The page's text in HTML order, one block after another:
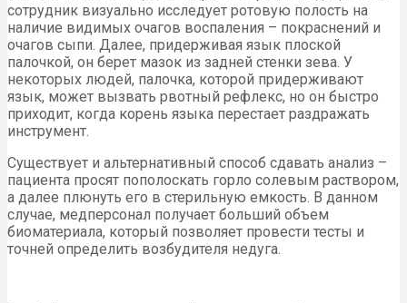
сотрудник визуально исследует ротовую полость на
наличие видимых очагов воспаления – покраснений и
очагов сыпи. Далее, придерживая язык плоской
палочкой, он берет мазок из задней стенки зева. У
некоторых людей, палочка, которой придерживают
язык, может вызвать рвотный рефлекс, но он быстро
приходит, когда корень языка перестает раздражать
инструмент.
Существует и альтернативный способ сдавать анализ –
пациента просят пополоскать горло солевым раствором,
а далее плюнуть его в стерильную емкость. В данном
случае, медперсонал получает больший объем
биоматериала, который позволяет провести тесты и
точней определить возбудителя недуга.